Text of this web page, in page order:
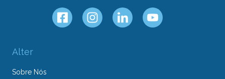
Alter
Sobre Nós